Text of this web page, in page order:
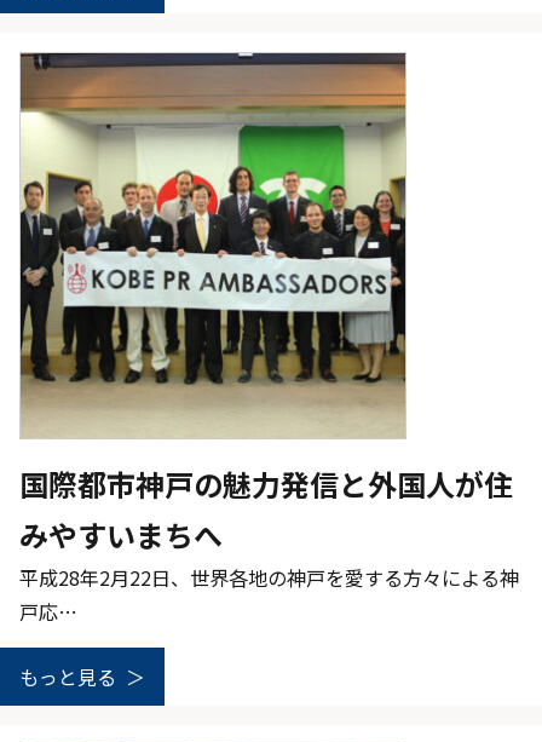
国際都市神戸の魅力発信と外国人が住
みやすいまちへ
平成28年2月22日、世界各地の神戸を愛する方々による神
戸応…
もっと見る